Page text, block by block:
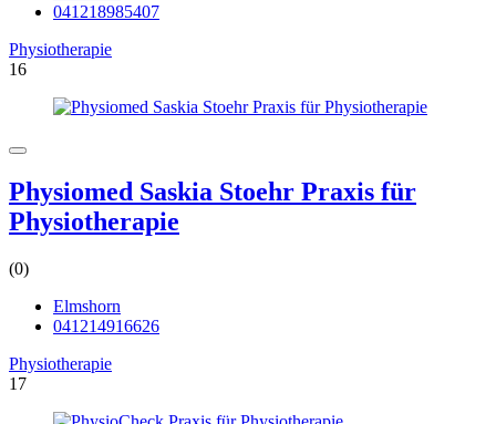
041218985407
Physiotherapie
16
Physiomed Saskia Stoehr Praxis für
Physiotherapie
(0)
Elmshorn
041214916626
Physiotherapie
17